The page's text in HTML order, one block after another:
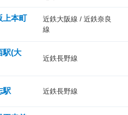
上本町
近鉄大阪線 / 近鉄奈良
線
駅(大
近鉄長野線
駅 近鉄長野線